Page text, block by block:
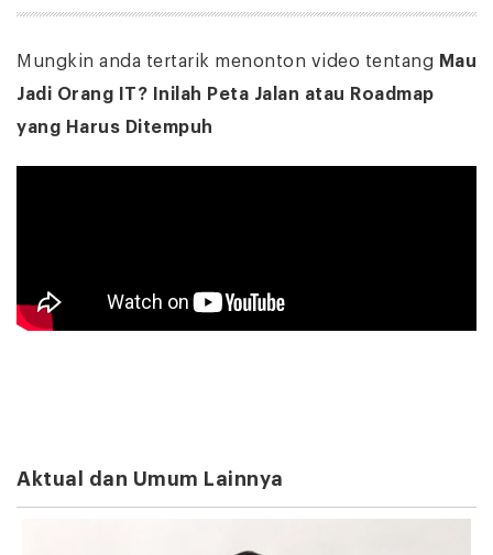
Mungkin anda tertarik menonton video tentang Mau
Jadi Orang IT? Inilah Peta Jalan atau Roadmap
yang Harus Ditempuh
Aktual dan Umum Lainnya